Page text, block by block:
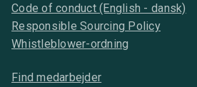
Code of conduct (English - dansk)
Responsible Sourcing Policy
Whistleblower-ordning
Find medarbejder